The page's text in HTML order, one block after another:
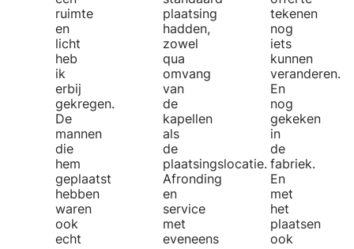
ruimte
en
licht
heb
ik
erbij
gekregen.
De
mannen
die
hem
geplaatst
hebben
waren
ook
echt
plaatsing
hadden,
zowel
qua
omvang
van
de
kapellen
als
de
plaatsingslocatie.
Afronding
en
service
met
eveneens
tekenen
nog
iets
kunnen
veranderen.
En
nog
gekeken
in
de
fabriek.
En
met
het
plaatsen
ook